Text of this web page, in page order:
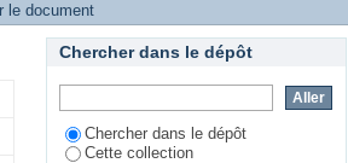
le document
Chercher dans le dépôt
Chercher dans le dépôt
Cette collection